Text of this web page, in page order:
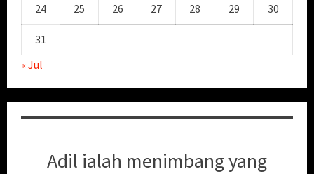
24 25 26 27 28 29 30
31
« Jul
Adil ialah menimbang yang